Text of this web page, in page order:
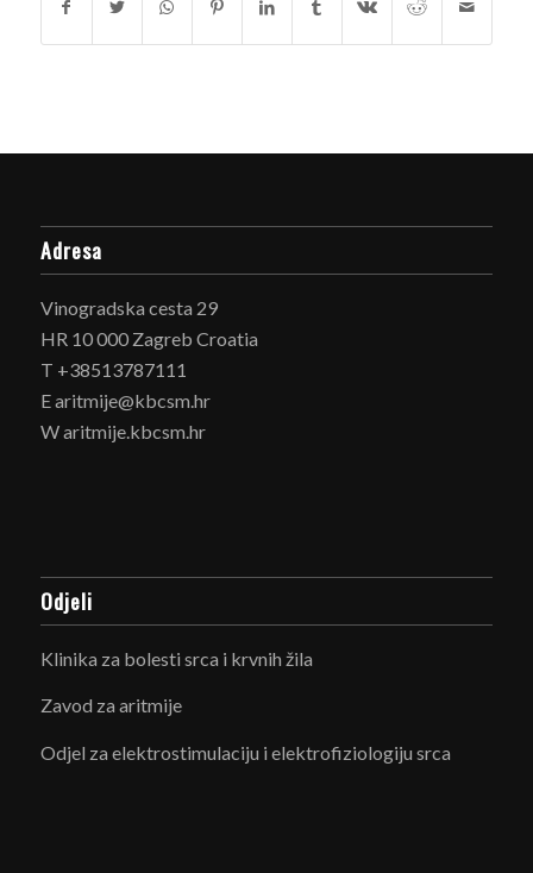
Adresa
Vinogradska cesta 29
HR 10 000 Zagreb Croatia
T +38513787111
E aritmije@kbcsm.hr
W aritmije.kbcsm.hr
Odjeli
Klinika za bolesti srca i krvnih žila
Zavod za aritmije
Odjel za elektrostimulaciju i elektrofiziologiju srca